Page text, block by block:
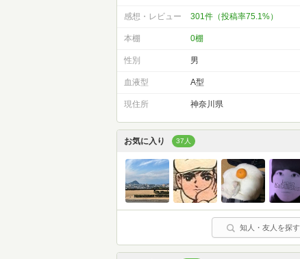
感想・レビュー 301件（投稿率75.1%）
本棚 0棚
性別 男
血液型 A型
現住所 神奈川県
お気に入り 37人
知人・友人を探す